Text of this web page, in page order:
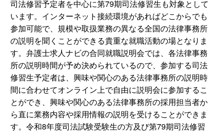
司法修習予定者を中心に第79期司法修習生も対象として
います。インターネット接続環境があればどこからでも
参加可能で、規模や取扱業務の異なる全国の法律事務所
の説明を聞くことができる貴重な就職活動の場となりま
す。弁護士求人ナビの合同就職説明会では、各法律事務
所の説明時間が予め決められているので、参加する司法
修習生予定者は、興味や関心のある法律事務所の説明時
間に合わせてオンライン上で自由に説明会に参加するこ
とができ、興味や関心のある法律事務所の採用担当者か
ら直に業務内容や採用情報の説明を受けることができま
す。令和8年度司法試験受験生の方及び第79期司法修習